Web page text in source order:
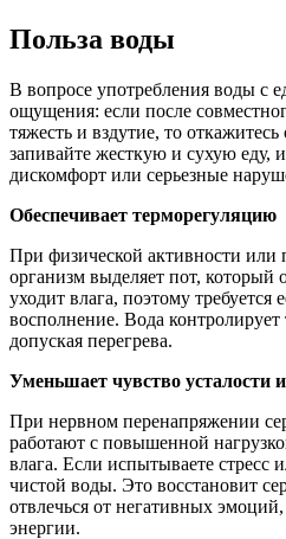
Польза воды
В вопросе употребления воды с
ощущения: если после
тяжесть и вздутие, то
запивайте жесткую и сухую еду,
дискомфорт или серьезные
Обеспечивает терморегуляцию
При физической активности или
организм выделяет пот, который
уходит влага, поэтому требуется
восполнение. Вода контролирует
допуская перегрева.
Уменьшает чувство усталости
При нервном перенапряжении
работают с повышенной
влага. Если испытываете стресс
чистой воды. Это восстановит
отвлечься от негативных
энергии.